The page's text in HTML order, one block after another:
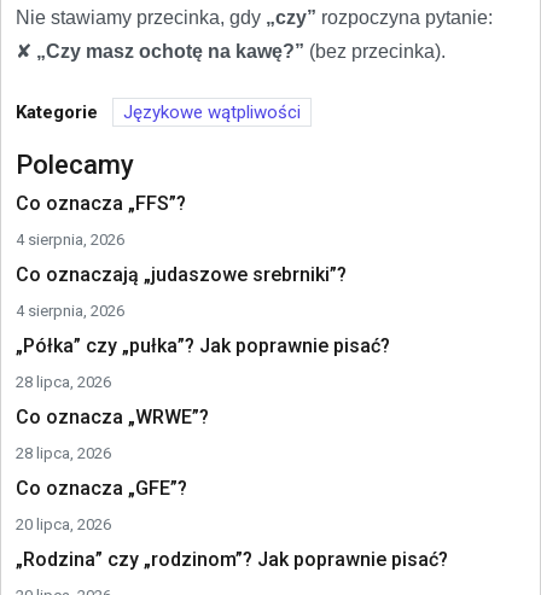
Nie stawiamy przecinka, gdy „czy” rozpoczyna pytanie:
✘ „Czy masz ochotę na kawę?” (bez przecinka).
Kategorie Językowe wątpliwości
Polecamy
Co oznacza „FFS”?
4 sierpnia, 2026
Co oznaczają „judaszowe srebrniki”?
4 sierpnia, 2026
„Półka” czy „pułka”? Jak poprawnie pisać?
28 lipca, 2026
Co oznacza „WRWE”?
28 lipca, 2026
Co oznacza „GFE”?
20 lipca, 2026
„Rodzina” czy „rodzinom”? Jak poprawnie pisać?